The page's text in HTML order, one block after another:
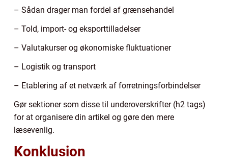
– Sådan drager man fordel af grænsehandel
– Told, import- og eksporttilladelser
– Valutakurser og økonomiske fluktuationer
– Logistik og transport
– Etablering af et netværk af forretningsforbindelser
Gør sektioner som disse til underoverskrifter (h2 tags)
for at organisere din artikel og gøre den mere
læsevenlig.
Konklusion